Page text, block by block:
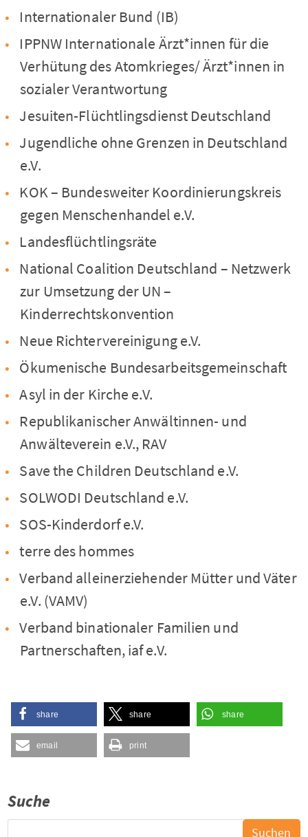
Internationaler Bund (IB)
IPPNW Internationale Ärzt*innen für die
Verhütung des Atomkrieges/ Ärzt*innen in
sozialer Verantwortung
Jesuiten-Flüchtlingsdienst Deutschland
Jugendliche ohne Grenzen in Deutschland
e.V.
KOK – Bundesweiter Koordinierungskreis
gegen Menschenhandel e.V.
Landesflüchtlingsräte
National Coalition Deutschland – Netzwerk
zur Umsetzung der UN –
Kinderrechtskonvention
Neue Richtervereinigung e.V.
Ökumenische Bundesarbeitsgemeinschaft
Asyl in der Kirche e.V.
Republikanischer Anwältinnen- und
Anwälteverein e.V., RAV
Save the Children Deutschland e.V.
SOLWODI Deutschland e.V.
SOS-Kinderdorf e.V.
terre des hommes
Verband alleinerziehender Mütter und Väter
e.V. (VAMV)
Verband binationaler Familien und
Partnerschaften, iaf e.V.
share share share
email print
Suche